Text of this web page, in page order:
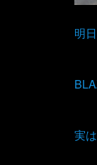
明
実